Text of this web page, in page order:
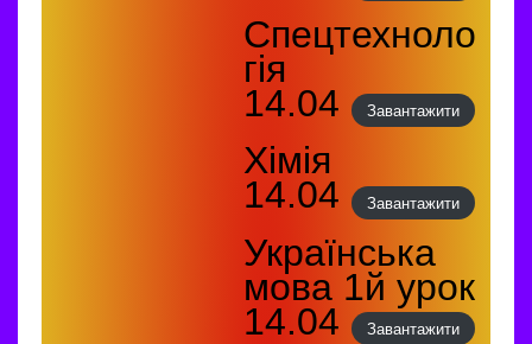
Спецтехноло
гія
14.04
Завантажити
Хімія
14.04
Завантажити
Українська
мова 1й урок
14.04
Завантажити